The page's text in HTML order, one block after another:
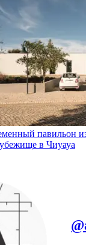
павильон
убежище в Чиуауа